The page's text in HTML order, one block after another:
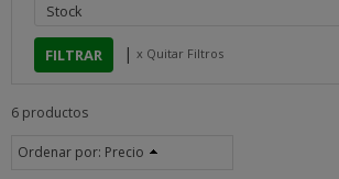
Stock
| x Quitar Filtros
6 productos
Ordenar por: Precio